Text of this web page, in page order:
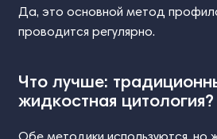
Да, это основной метод
проводится регулярно.
Что лучше:
жидкостная цитология?